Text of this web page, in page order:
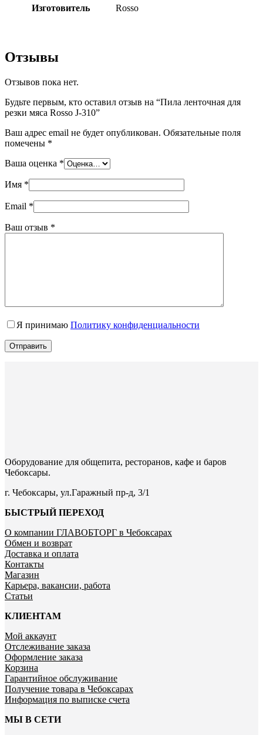
Изготовитель Rosso
Отзывы
Отзывов пока нет.
Будьте первым, кто оставил отзыв на “Пила ленточная для
резки мяса Rosso J-310”
Ваш адрес email не будет опубликован. Обязательные поля
помечены *
Ваша оценка *
Имя *
Email *
Ваш отзыв *
Я принимаю Политику конфиденциальности
Отправить
Оборудование для общепита, ресторанов, кафе и баров
Чебоксары.
г. Чебоксары, ул.Гаражный пр-д, 3/1
БЫСТРЫЙ ПЕРЕХОД
О компании ГЛАВОБТОРГ в Чебоксарах
Обмен и возврат
Доставка и оплата
Контакты
Магазин
Карьера, вакансии, работа
Статьи
КЛИЕНТАМ
Мой аккаунт
Отслеживание заказа
Оформление заказа
Корзина
Гарантийное обслуживание
Получение товара в Чебоксарах
Информация по выписке счета
МЫ В СЕТИ